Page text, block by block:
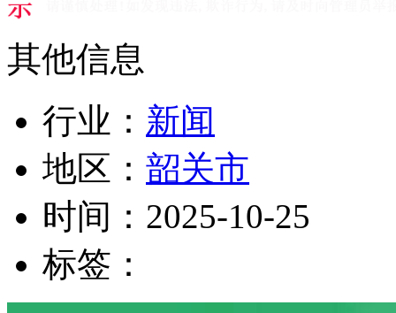
其他信息
行业： 新闻
地区： 韶关市
时间： 2025-10-25
标签：